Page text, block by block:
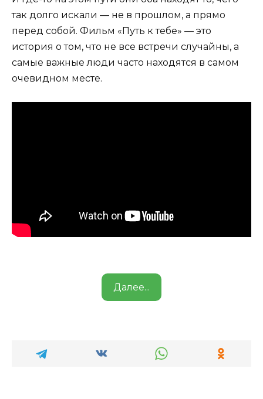
так долго искали — не в прошлом, а прямо
перед собой. Фильм «Путь к тебе» — это
история о том, что не все встречи случайны, а
самые важные люди часто находятся в самом
очевидном месте.
Далее...